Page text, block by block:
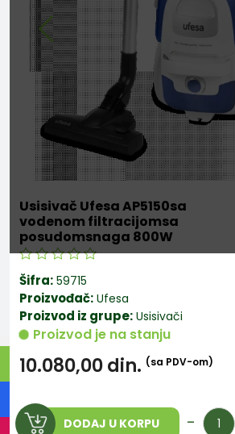
Usisivač Ufesa AP5150sa
vodenom filtracijomsa
posudomsnaga 800W
Šifra: 59715
Proizvođač: Ufesa
Proizvod iz grupe: Usisivači
Proizvod je na stanju
10.080,00din. (sa PDV-om)
DODAJ U KORPU - Količina